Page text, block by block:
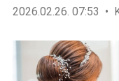
2026.02.26. 07:53